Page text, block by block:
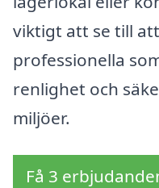
viktigt att se till
professionella
renlighet och
miljöer.
Få 3